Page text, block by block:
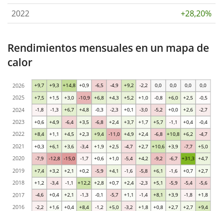
2022
+28,20%
Rendimientos mensuales en un mapa de
calor
-2,2 +1,6 +0,4 +8,4 -1,2 +5,0 -3,2 +1,8 +0,8 +2,7 +2,7 +9,4
-4,6 +0,4 +2,1 -1,3 -0,1 -5,7 +1,1 -1,4 +8,1 +3,9 -1,8 +1,8
+1,2 -3,4 -1,1 +12,2 +2,8 +0,7 +2,4 -2,3 +5,1 -5,9 -5,4 -5,6
+7,4 +3,2 +2,1 +0,2 -5,9 +4,1 -1,6 -5,8 +6,1 -1,6 +0,7 +2,7
-7,9 -12,8 -15,0 -1,7 +0,6 +1,0 -5,4 +4,2 -9,2 -6,7 +31,3 +4,7
+0,3 +6,1 +3,6 -3,4 +1,9 +2,5 -4,7 +2,7 +10,6 +3,9 -7,7 +5,0
+8,4 +1,1 +4,5 +2,3 +9,4 -11,0 +4,9 +2,4 -6,8 +10,8 +6,2 -4,7
+0,6 +4,9 -6,4 +3,5 -6,8 +2,4 +3,7 +1,7 +5,7 -1,1 +0,4 -0,4
-1,8 -1,3 +6,7 +4,8 -0,3 -2,3 +0,1 -3,0 -5,2 +0,0 +2,6 -2,7
+7,5 +1,5 +3,0 -10,9 +6,8 +4,3 +5,2 +1,0 -0,8 +6,0 +2,5 -0,5
+9,7 +9,3 +14,8 +0,9 -6,5 -4,9 +9,2 -2,2 0,0 0,0 0,0 0,0
2016
2017
2018
2019
2020
2021
2022
2023
2024
2025
2026